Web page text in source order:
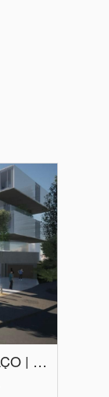
APARTAMENTO T1 | TERRAÇO | SUL | MAIA | GARAGEM | VENDA | LUXO